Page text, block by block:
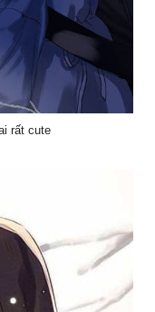
rất cute